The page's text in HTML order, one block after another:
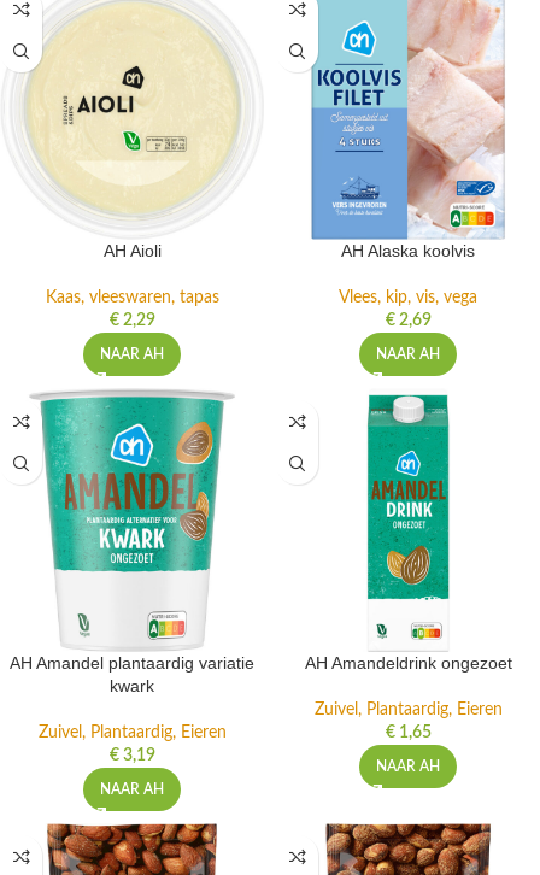
AH Aioli
Kaas, vleeswaren, tapas
€2,29
NAAR AH
AH Alaska koolvis
Vlees, kip, vis, vega
€2,69
NAAR AH
AH Amandel plantaardig variatie
kwark
Zuivel, Plantaardig, Eieren
€3,19
NAAR AH
AH Amandeldrink ongezoet
Zuivel, Plantaardig, Eieren
€1,65
NAAR AH